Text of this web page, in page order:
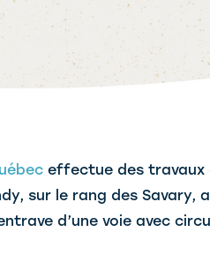
effectue des travaux
sur le rang des Savary,
d’une voie avec